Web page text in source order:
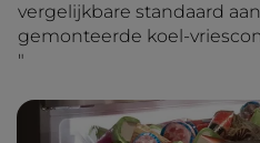
vergelijkbare standaard
gemonteerde koel-
"